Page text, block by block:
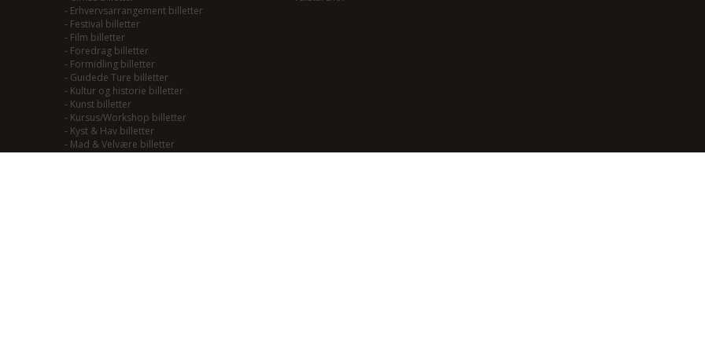
- Erhvervsarrangement billetter
- Festival billetter
- Film billetter
- Foredrag billetter
- Formidling billetter
- Guidede Ture billetter
- Kultur og historie billetter
- Kunst billetter
- Kursus/Workshop billetter
- Kyst & Hav billetter
- Mad & Velvære billetter